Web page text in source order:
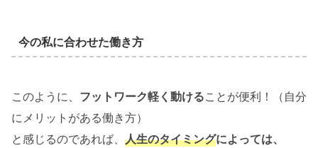
今の私に合わせた働き方
このように、 フットワーク軽く動けることが便利！（自分
にメリットがある働き方）
と感じるのであれば、 人生のタイミングによっては、